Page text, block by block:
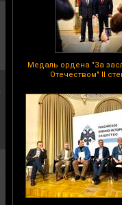
Медаль ордена "За
Отечеством" II